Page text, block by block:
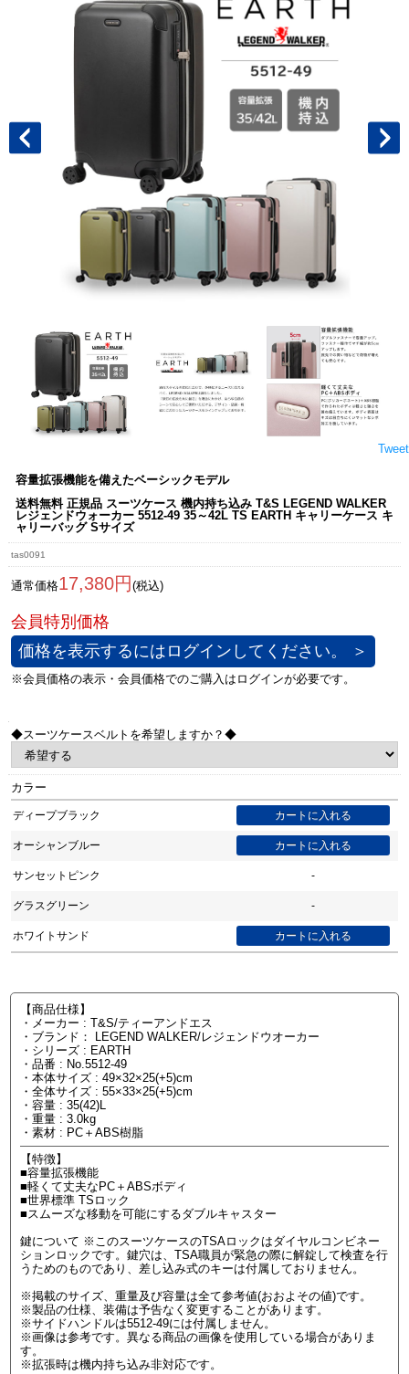
Tweet
容量拡張機能を備えたベーシックモデル
送料無料 正規品 スーツケース 機内持ち込み T&S LEGEND WALKER
レジェンドウォーカー 5512-49 35～42L TS EARTH キャリーケース キ
ャリーバッグ Sサイズ
tas0091
通常価格17,380円 (税込)
価格を表示するにはログインしてください。 ＞
◆スーツケースベルトを希望しますか？◆
カラー
ディープブラック
オーシャンブルー
サンセットピンク -
グラスグリーン -
ホワイトサンド
【商品仕様】
・メーカー : T&S/ティーアンドエス
・ブランド： LEGEND WALKER/レジェンドウオーカー
・シリーズ : EARTH
・品番 : No.5512-49
・本体サイズ : 49×32×25(+5)cm
・全体サイズ : 55×33×25(+5)cm
・容量 : 35(42)L
・重量 : 3.0kg
・素材 : PC＋ABS樹脂
【特徴】
■容量拡張機能
■軽くて丈夫なPC＋ABSボディ
■世界標準 TSロック
■スムーズな移動を可能にするダブルキャスター
鍵について ※このスーツケースのTSAロックはダイヤルコンビネー
ションロックです。鍵穴は、TSA職員が緊急の際に解錠して検査を行
うためのものであり、差し込み式のキーは付属しておりません。
※掲載のサイズ、重量及び容量は全て参考値(おおよその値)です。
※製品の仕様、装備は予告なく変更することがあります。
※サイドハンドルは5512-49には付属しません。
※画像は参考です。異なる商品の画像を使用している場合がありま
す。
※拡張時は機内持ち込み非対応です。